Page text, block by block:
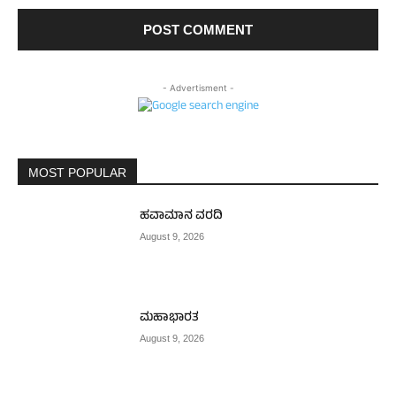
- Advertisment -
MOST POPULAR
ಹವಾಮಾನ ವರದಿ
August 9, 2026
ಮಹಾಭಾರತ
August 9, 2026